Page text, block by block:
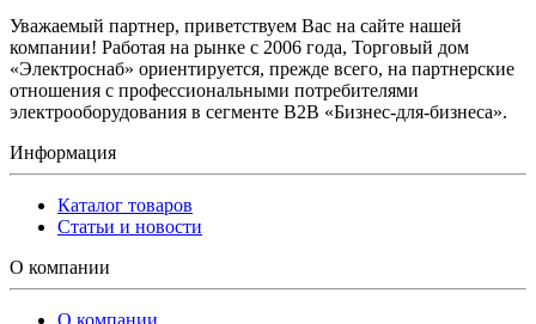
Уважаемый партнер, приветствуем Вас на сайте нашей
компании! Работая на рынке с 2006 года, Торговый дом
«Электроснаб» ориентируется, прежде всего, на партнерские
отношения с профессиональными потребителями
электрооборудования в сегменте B2B «Бизнес-для-бизнеса».
Информация
Каталог товаров
Статьи и новости
О компании